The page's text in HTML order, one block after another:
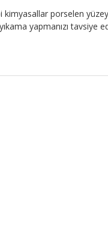
kimyasallar porselen
yapmanızı tavsiye